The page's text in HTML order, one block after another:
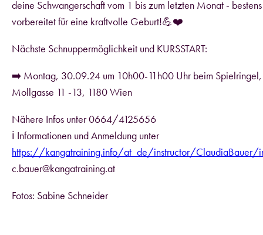
deine Schwangerschaft vom 1 bis zum letzten Monat - bestens
vorbereitet für eine kraftvolle Geburt!💪❤️
Nächste Schnuppermöglichkeit und KURSSTART:
➡️ Montag, 30.09.24 um 10h00-11h00 Uhr beim Spielringel,
Mollgasse 11 -13, 1180 Wien
Nähere Infos unter 0664/4125656
ℹ Informationen und Anmeldung unter
https://kangatraining.info/at_de/instructor/
c.bauer@kangatraining.at
Fotos: Sabine Schneider